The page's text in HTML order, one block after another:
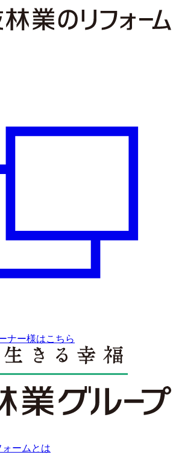
ナー様はこちら
ームとは